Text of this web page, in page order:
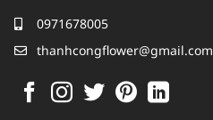
0971678005
thanhcongflower@gmail.com